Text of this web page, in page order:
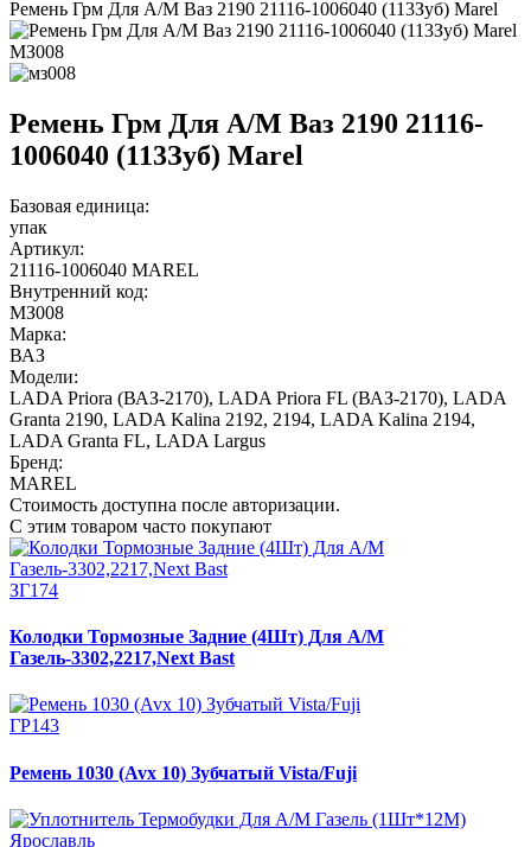
Ремень Грм Для А/М Ваз 2190 21116-1006040 (113Зуб) Marel
МЗ008
Ремень Грм Для А/М Ваз 2190 21116-
1006040 (113Зуб) Marel
Базовая единица:
упак
Артикул:
21116-1006040 MAREL
Внутренний код:
МЗ008
Марка:
ВАЗ
Модели:
LADA Priora (ВАЗ-2170), LADA Priora FL (ВАЗ-2170), LADA
Granta 2190, LADA Kalina 2192, 2194, LADA Kalina 2194,
LADA Granta FL, LADA Largus
Бренд:
MAREL
Стоимость доступна после авторизации.
С этим товаром часто покупают
ЗГ174
Колодки Тормозные Задние (4Шт) Для А/М
Газель-3302,2217,Next Bast
ГР143
Ремень 1030 (Avx 10) Зубчатый Vista/Fuji